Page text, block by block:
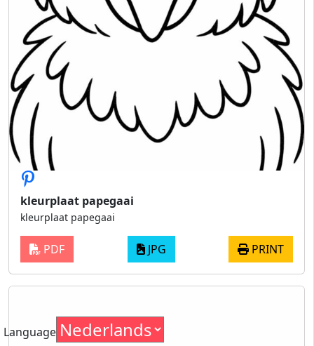
kleurplaat papegaai
kleurplaat papegaai
PDF JPG PRINT
Language